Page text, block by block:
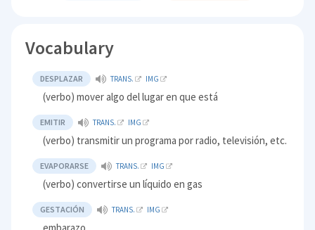
Vocabulary
DESPLAZAR TRANS. IMG
(verbo) mover algo del lugar en que está
EMITIR TRANS. IMG
(verbo) transmitir un programa por radio, televisión, etc.
EVAPORARSE TRANS. IMG
(verbo) convertirse un líquido en gas
GESTACIÓN TRANS. IMG